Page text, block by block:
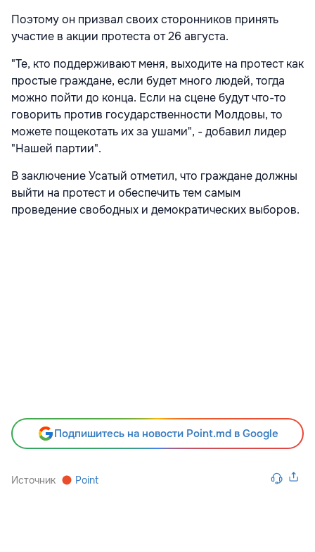
Поэтому он призвал своих сторонников принять
участие в акции протеста от 26 августа.
"Те, кто поддерживают меня, выходите на протест как
простые граждане, если будет много людей, тогда
можно пойти до конца. Если на сцене будут что-то
говорить против государственности Молдовы, то
можете пощекотать их за ушами", - добавил лидер
"Нашей партии".
В заключение Усатый отметил, что граждане должны
выйти на протест и обеспечить тем самым
проведение свободных и демократических выборов.
Подпишитесь на новости Point.md в Google
Источник Point